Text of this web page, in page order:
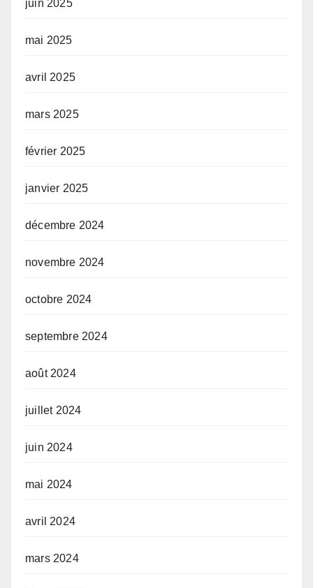
juin 2025
mai 2025
avril 2025
mars 2025
février 2025
janvier 2025
décembre 2024
novembre 2024
octobre 2024
septembre 2024
août 2024
juillet 2024
juin 2024
mai 2024
avril 2024
mars 2024